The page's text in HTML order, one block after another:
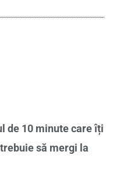
de 10 minute care îți
să mergi la